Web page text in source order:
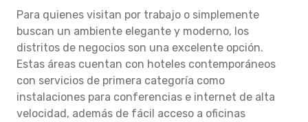
Para quienes visitan por trabajo o simplemente
buscan un ambiente elegante y moderno, los
distritos de negocios son una excelente opción.
Estas áreas cuentan con hoteles contemporáneos
con servicios de primera categoría como
instalaciones para conferencias e internet de alta
velocidad, además de fácil acceso a oficinas